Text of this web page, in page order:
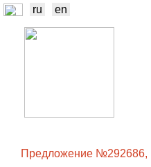
ru en
Предложение №292686,